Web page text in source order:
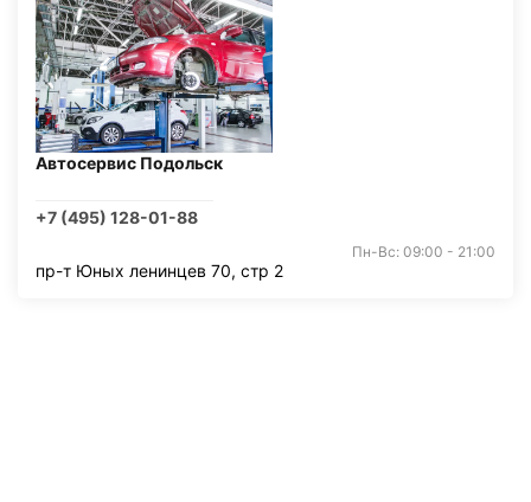
Автосервис Подольск
+7 (495) 128-01-88
Пн-Вс: 09:00 - 21:00
пр-т Юных ленинцев 70, стр 2